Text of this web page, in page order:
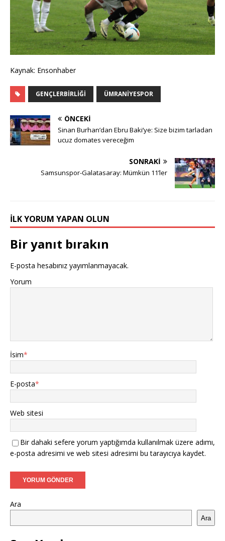
Kaynak: Ensonhaber
GENÇLERBIRLIĞI ÜMRANIYESPOR
ÖNCEKI
Sinan Burhan’dan Ebru Baki’ye: Size bizim tarladan
ucuz domates vereceğim
SONRAKI
Samsunspor-Galatasaray: Mümkün 11’ler
İLK YORUM YAPAN OLUN
Bir yanıt bırakın
E-posta hesabınız yayımlanmayacak.
Yorum
İsim*
E-posta*
Web sitesi
Bir dahaki sefere yorum yaptığımda kullanılmak üzere adımı,
e-posta adresimi ve web sitesi adresimi bu tarayıcıya kaydet.
Ara
Ara